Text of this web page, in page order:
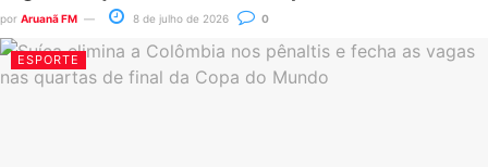
por Aruanã FM 8 de julho de 2026 0
ESPORTE